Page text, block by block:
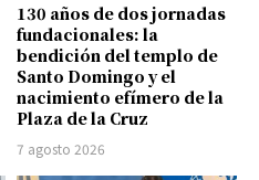
130 años de dos jornadas
fundacionales: la
bendición del templo de
Santo Domingo y el
nacimiento efímero de la
Plaza de la Cruz
7 agosto 2026